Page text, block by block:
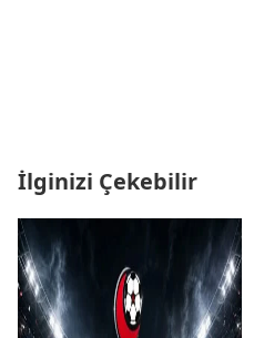
İlginizi Çekebilir